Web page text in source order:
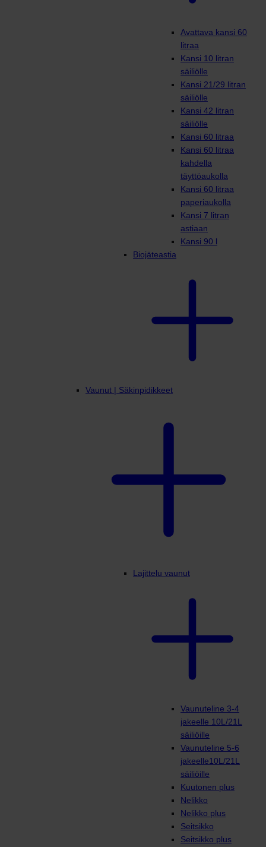
Avattava kansi 60
litraa
Kansi 10 litran
säiliölle
Kansi 21/29 litran
säiliölle
Kansi 42 litran
säiliölle
Kansi 60 litraa
Kansi 60 litraa
kahdella
täyttöaukolla
Kansi 60 litraa
paperiaukolla
Kansi 7 litran
astiaan
Kansi 90 l
Biojäteastia
Vaunut | Säkinpidikkeet
Lajittelu vaunut
Vaunuteline 3-4
jakeelle 10L/21L
säiliöille
Vaunuteline 5-6
jakeelle10L/21L
säiliöille
Kuutonen plus
Nelikko
Nelikko plus
Seitsikko
Seitsikko plus